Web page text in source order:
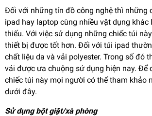
Đối với những tín đồ công nghệ thì những
ipad hay laptop cùng nhiều vật dụng khác
thiếu. Với việc sử dụng những chiếc túi
thiết bị được tốt hơn. Đối với túi ipad
chất liệu da và vải polyester. Trong số đó
vải được ưa chuộng sử dụng hiện nay. Để
chiếc túi này mọi người có thể tham khảo
dưới đây.
Sử dụng bột giặt/xà phòng